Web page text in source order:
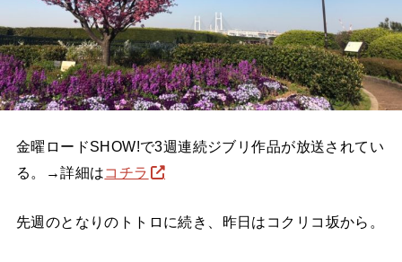
金曜ロードSHOW!で3週連続ジブリ作品が放送されてい
る。→詳細はコチラ
先週のとなりのトトロに続き、昨日はコクリコ坂から。